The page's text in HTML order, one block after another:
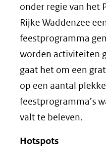
onder regie van het
Rijke Waddenzee
feestprogramma
worden activiteiten
gaat het om een
op een aantal
feestprogramma’s
valt te beleven.
Hotspots